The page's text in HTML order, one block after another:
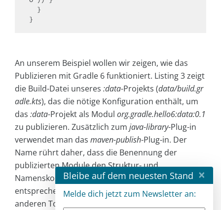
}
An unserem Beispiel wollen wir zeigen, wie das
Publizieren mit Gradle 6 funktioniert. Listing 3 zeigt
die Build-Datei unseres :data-Projekts (data/build.gr
adle.kts), das die nötige Konfiguration enthält, um
das :data-Projekt als Modul org.gradle.hello6:data:0.1
zu publizieren. Zusätzlich zum java-library-Plug-in
verwendet man das maven-publish-Plug-in. Der
Name rührt daher, dass die Benennung der
publizierten Module den Struktur- und
Namenskonventionen von Maven Repositories
entsprechen. Die Module sind dadurch auch von
anderen Tools konsumierbar.
Bleibe auf dem neuesten Stand ×
Melde dich jetzt zum Newsletter an: